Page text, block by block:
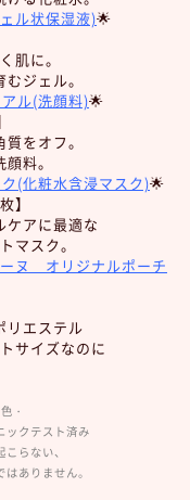
ル状保湿液)🌟
肌に。
ジェル。
ル(洗顔料)🌟
をオフ。
料。
(化粧水含浸マスク)🌟
】
ケアに最適な
マスク。
ヌ オリジナルポーチ
エステル
サイズなのに
・
ックテスト済み
らない、
ありません。